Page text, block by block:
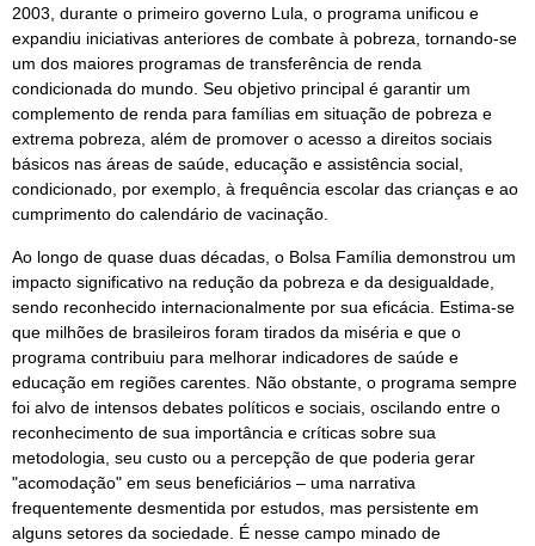
2003, durante o primeiro governo Lula, o programa unificou e
expandiu iniciativas anteriores de combate à pobreza, tornando-se
um dos maiores programas de transferência de renda
condicionada do mundo. Seu objetivo principal é garantir um
complemento de renda para famílias em situação de pobreza e
extrema pobreza, além de promover o acesso a direitos sociais
básicos nas áreas de saúde, educação e assistência social,
condicionado, por exemplo, à frequência escolar das crianças e ao
cumprimento do calendário de vacinação.
Ao longo de quase duas décadas, o Bolsa Família demonstrou um
impacto significativo na redução da pobreza e da desigualdade,
sendo reconhecido internacionalmente por sua eficácia. Estima-se
que milhões de brasileiros foram tirados da miséria e que o
programa contribuiu para melhorar indicadores de saúde e
educação em regiões carentes. Não obstante, o programa sempre
foi alvo de intensos debates políticos e sociais, oscilando entre o
reconhecimento de sua importância e críticas sobre sua
metodologia, seu custo ou a percepção de que poderia gerar
"acomodação" em seus beneficiários – uma narrativa
frequentemente desmentida por estudos, mas persistente em
alguns setores da sociedade. É nesse campo minado de